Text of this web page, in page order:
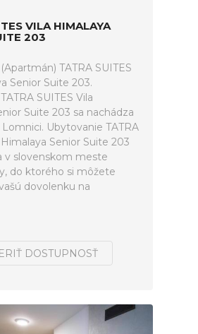
VILA HIMALAYA
203
TATRA SUITES
Senior Suite 203.
SUITES Vila
Suite 203 sa nachádza
Ubytovanie TATRA
Himalaya Senior Suite 203
v slovenskom meste
do ktorého si môžete
dovolenku na
DOSTUPNOSŤ